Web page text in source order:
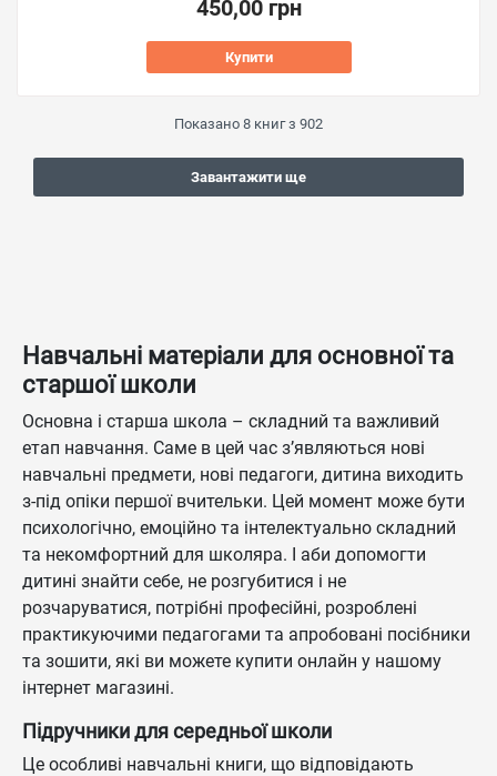
450,00 грн
Купити
Показано 8 книг з 902
Завантажити ще
Навчальні матеріали для основної та
старшої школи
Основна і старша школа – складний та важливий
етап навчання. Саме в цей час з’являються нові
навчальні предмети, нові педагоги, дитина виходить
з-під опіки першої вчительки. Цей момент може бути
психологічно, емоційно та інтелектуально складний
та некомфортний для школяра. І аби допомогти
дитині знайти себе, не розгубитися і не
розчаруватися, потрібні професійні, розроблені
практикуючими педагогами та апробовані посібники
та зошити, які ви можете купити онлайн у нашому
інтернет магазині.
Підручники для середньої школи
Це особливі навчальні книги, що відповідають